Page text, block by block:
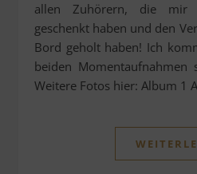
allen Zuhörern, die mir
geschenkt haben und den
Bord geholt haben! Ich
beiden Momentaufnahmen
Weitere Fotos hier: Album 1